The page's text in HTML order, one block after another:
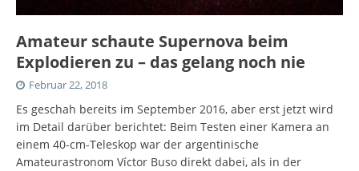
Amateur schaute Supernova beim
Explodieren zu – das gelang noch nie
Februar 22, 2018
Es geschah bereits im September 2016, aber erst jetzt wird
im Detail darüber berichtet: Beim Testen einer Kamera an
einem 40-cm-Teleskop war der argentinische
Amateurastronom Víctor Buso direkt dabei, als in der